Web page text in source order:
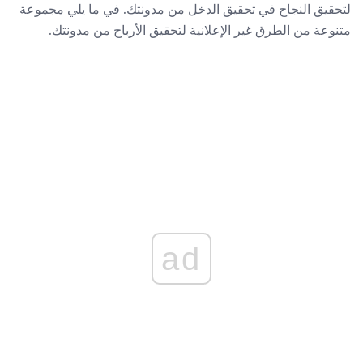
لتحقيق النجاح في تحقيق الدخل من مدونتك. في ما يلي مجموعة
متنوعة من الطرق غير الإعلانية لتحقيق الأرباح من مدونتك.
ad